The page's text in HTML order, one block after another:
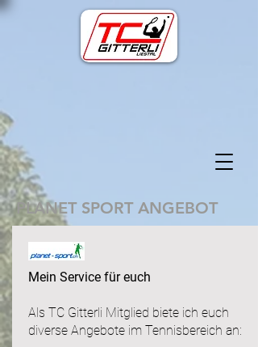
PLANET SPORT ANGEBOT
Mein Service für euch
Als TC Gitterli Mitglied biete ich euch
diverse Angebote im Tennisbereich an: